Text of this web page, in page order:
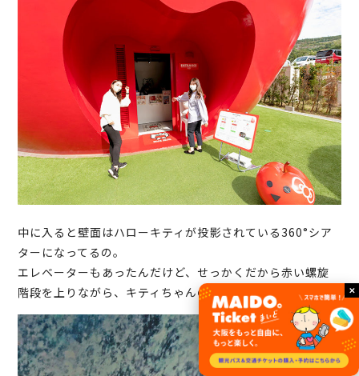
中に入ると壁面はハローキティが投影されている360°シア
ターになってるの。
エレベーターもあったんだけど、せっかくだから赤い螺旋
階段を上りながら、キティちゃんのイラストを堪能。